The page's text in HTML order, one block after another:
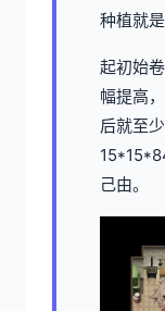
种植就是
起初始
幅提高
后就至
己由。